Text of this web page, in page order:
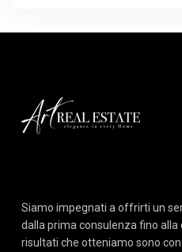
Siamo impegnati a offrirti un
dalla prima consulenza fino alla
risultati che otteniamo sono